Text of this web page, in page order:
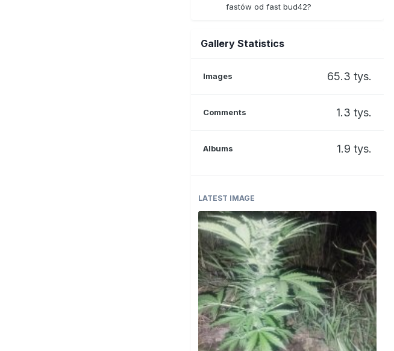
fastów od fast bud42?
Gallery Statistics
Images 65.3 tys.
Comments 1.3 tys.
Albums 1.9 tys.
LATEST IMAGE